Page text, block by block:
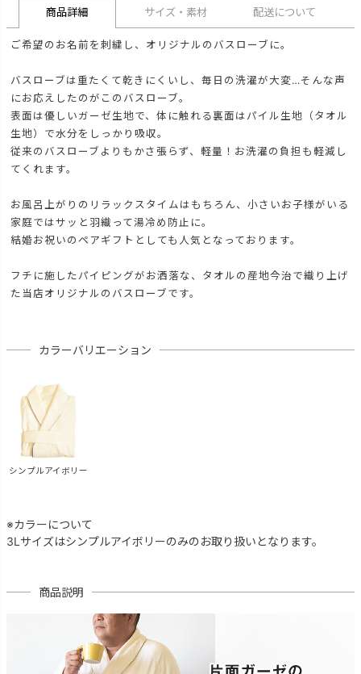
商品詳細 サイズ・素材 配送について
ご希望のお名前を刺繍し、オリジナルのバスローブに。
バスローブは重たくて乾きにくいし、毎日の洗濯が大変…そんな声
にお応えしたのがこのバスローブ。
表面は優しいガーゼ生地で、体に触れる裏面はパイル生地（タオル
生地）で水分をしっかり吸収。
従来のバスローブよりもかさ張らず、軽量！お洗濯の負担も軽減し
てくれます。
お風呂上がりのリラックスタイムはもちろん、小さいお子様がいる
家庭ではサッと羽織って湯冷め防止に。
結婚お祝いのペアギフトとしても人気となっております。
フチに施したパイピングがお洒落な、タオルの産地今治で織り上げ
た当店オリジナルのバスローブです。
カラーバリエーション
シンプルアイボリー
※カラーについて
3Lサイズはシンプルアイボリーのみのお取り扱いとなります。
商品説明